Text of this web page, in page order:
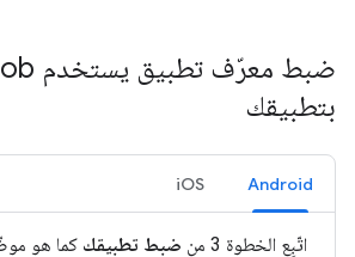
ضبط معرّف تطبيق يستخدم Ad
بتطبيقك
Android
iOS
اتّبِع الخطوة 3 من ضبط تطبيقك كما هو